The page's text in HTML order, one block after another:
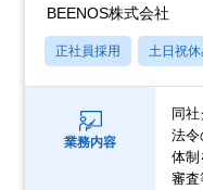
BEENOS株式会社
正社員採用 土日祝
業務内容
同社
法令
体制
審査